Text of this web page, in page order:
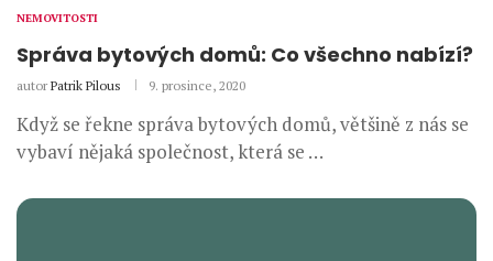
NEMOVITOSTI
Správa bytových domů: Co všechno nabízí?
autor Patrik Pilous 9. prosince, 2020
Když se řekne správa bytových domů, většině z nás se
vybaví nějaká společnost, která se …